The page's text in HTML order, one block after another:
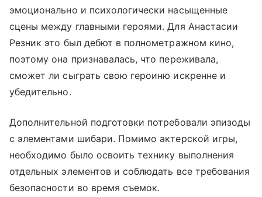
эмоционально и психологически насыщенные
сцены между главными героями. Для Анастасии
Резник это был дебют в полнометражном кино,
поэтому она признавалась, что переживала,
сможет ли сыграть свою героиню искренне и
убедительно.
Дополнительной подготовки потребовали эпизоды
с элементами шибари. Помимо актерской игры,
необходимо было освоить технику выполнения
отдельных элементов и соблюдать все требования
безопасности во время съемок.